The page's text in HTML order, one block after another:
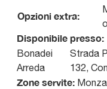
Opzioni extra:
Disponibile presso:
Bonadei
Arreda
Strada
132,
Zone servite: